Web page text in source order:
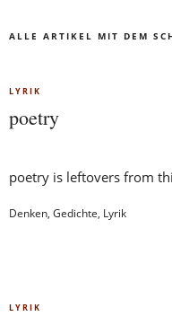
ALLE ARTIKEL MIT DEM
LYRIK
poetry
poetry is leftovers from
Denken, Gedichte, Lyrik
LYRIK